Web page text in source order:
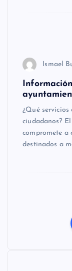
Ismael
¿Qué
ciudadanos?
compromete a
destinados a